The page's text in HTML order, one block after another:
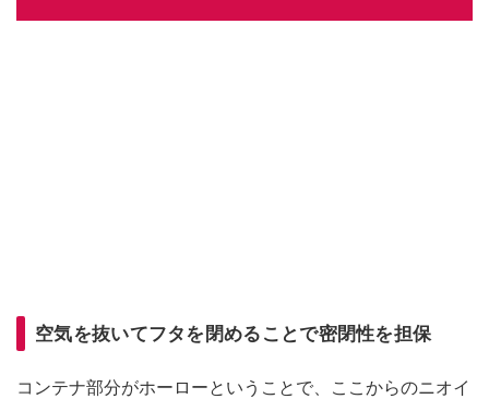
空気を抜いてフタを閉めることで密閉性を担保
コンテナ部分がホーローということで、ここからのニオイ